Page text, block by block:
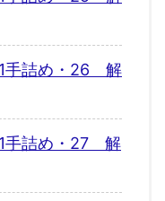
手詰め・26 解
手詰め・27 解